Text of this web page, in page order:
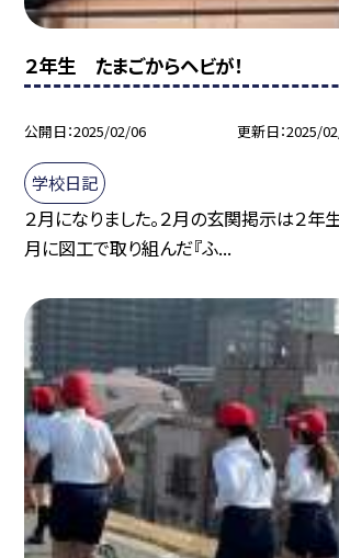
２年生 たまごからヘビが！
公開日 2025/02/06 更新日 2025/
学校日記
２月になりました。２月の玄関掲示は２年
月に図工で取り組んだ『ふ...